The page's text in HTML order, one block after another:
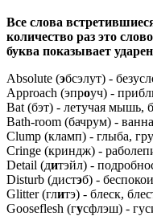
Все слова
количество раз это
буква показывает
Absolute (эбсэлут) -
Approach (эпроуч) -
Bat (бэт) - летучая мышь,
Bath-room (бачрум) -
Clump (кламп) - глыба,
Cringe (криндж) -
Detail (дитэйл) -
Disturb (дистэб) -
Glitter (глитэ) - блеск,
Gooseflesh (гусфлэш) -